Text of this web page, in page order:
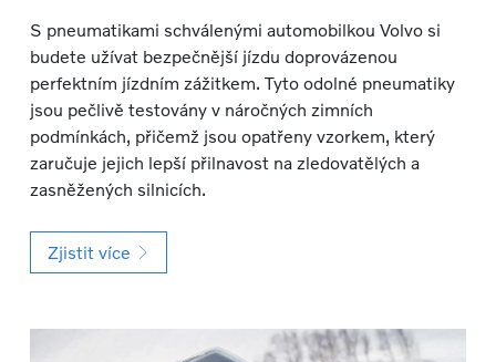
S pneumatikami schválenými automobilkou Volvo si
budete užívat bezpečnější jízdu doprovázenou
perfektním jízdním zážitkem. Tyto odolné pneumatiky
jsou pečlivě testovány v náročných zimních
podmínkách, přičemž jsou opatřeny vzorkem, který
zaručuje jejich lepší přilnavost na zledovatělých a
zasněžených silnicích.
Zjistit více